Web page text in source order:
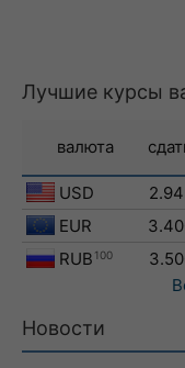
Лучшие курсы
валюта
USD
EUR
RUB 100
Новости